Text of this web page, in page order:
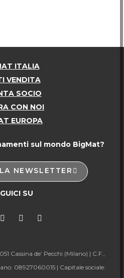
ITALIA
VENDITA
SOCIO
CON NOI
EUROPA
sul mondo BigMat?
NEWSLETTER
SU
Cassina de’ Pecchi (Milano) | C.F.,
08927060015 | Capitale sociale: